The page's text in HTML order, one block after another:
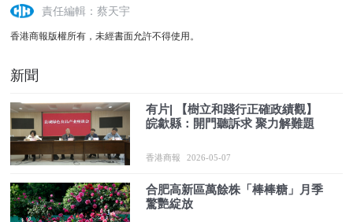
責任編輯：蔡天宇
香港商報版權所有，未經書面允許不得使用。
新聞
有片| 【樹立和踐行正確政績觀】
皖歙縣：開門聽訴求 聚力解難題
香港商報 2026-05-07
合肥高新區萬餘株「棒棒糖」月季
驚艷綻放